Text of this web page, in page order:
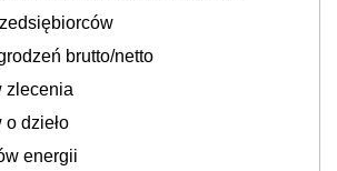
brutto/netto
zlecenia
dzieło
energii